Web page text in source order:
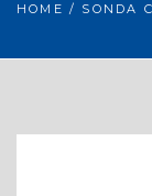
HOME / SONDA